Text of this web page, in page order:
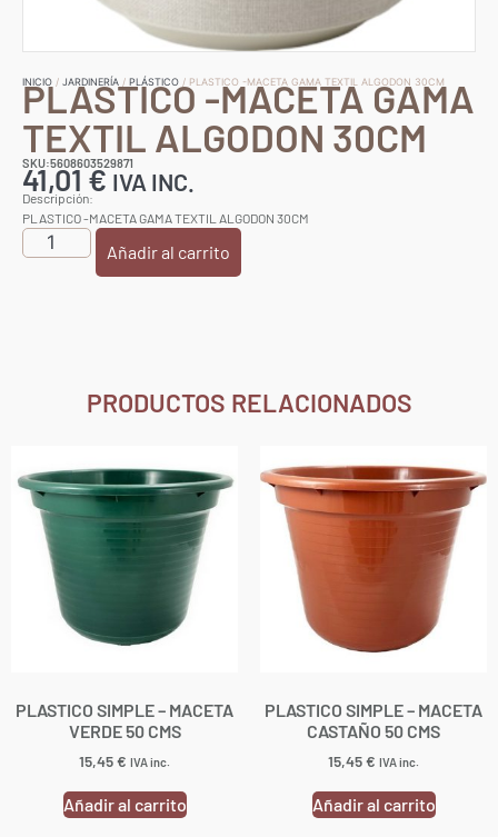
INICIO / JARDINERÍA / PLÁSTICO / PLASTICO -MACETA GAMA TEXTIL ALGODON 30CM
PLASTICO -MACETA GAMA
TEXTIL ALGODON 30CM
SKU:5608603529871
41,01€ IVA INC.
Descripción:
PLASTICO -MACETA GAMA TEXTIL ALGODON 30CM
Añadir al carrito
PRODUCTOS RELACIONADOS
PLASTICO SIMPLE – MACETA
VERDE 50 CMS
15,45€ IVA inc.
Añadir al carrito
PLASTICO SIMPLE – MACETA
CASTAÑO 50 CMS
15,45€ IVA inc.
Añadir al carrito